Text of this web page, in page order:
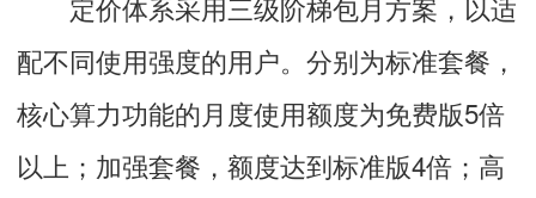
配不同使用强度的用户。分别为标准套餐，
核心算力功能的月度使用额度为免费版5倍
以上；加强套餐，额度达到标准版4倍；高